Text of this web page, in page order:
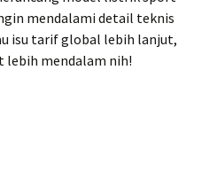
mendalami detail teknis
isu tarif global lebih lanjut,
lebih mendalam nih!